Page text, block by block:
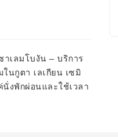
าเลมโบงัน – บริการ
นกูตา เลเกียน เซมิ
งพักผ่อนและใช้เวลา